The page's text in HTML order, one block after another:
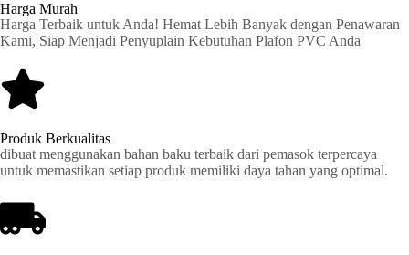
Harga Murah
Harga Terbaik untuk Anda! Hemat Lebih Banyak dengan Penawaran
Kami, Siap Menjadi Penyuplain Kebutuhan Plafon PVC Anda
Produk Berkualitas
dibuat menggunakan bahan baku terbaik dari pemasok terpercaya
untuk memastikan setiap produk memiliki daya tahan yang optimal.